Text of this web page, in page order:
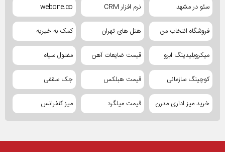
سئو در مشهد نرم افزار CRM webone.co
فروشگاه انتخاب من هتل های تهران کمک به خیریه
میکروبلیدینگ ابرو قیمت ضایعات آهن مفتول سیاه
کوچینگ سازمانی قیمت هبلکس جک سقفی
خرید میز اداری مدرن قیمت میلگرد میز کنفرانس